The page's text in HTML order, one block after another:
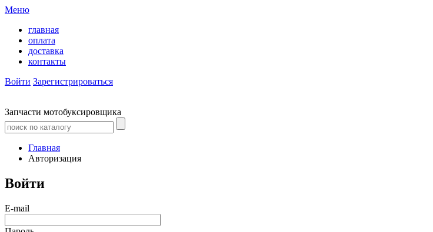
Меню
главная
оплата
доставка
контакты
Войти Зарегистрироваться
Запчасти мотобуксировщика
Главная
Авторизация
Войти
E-mail